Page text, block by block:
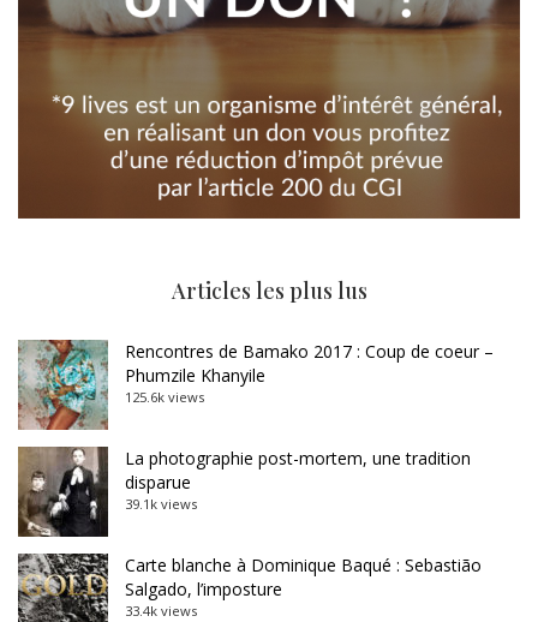
Articles les plus lus
Rencontres de Bamako 2017 : Coup de coeur –
Phumzile Khanyile
125.6k views
La photographie post-mortem, une tradition
disparue
39.1k views
Carte blanche à Dominique Baqué : Sebastião
Salgado, l’imposture
33.4k views